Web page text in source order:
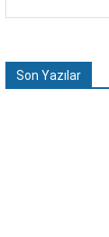
Son Yazılar